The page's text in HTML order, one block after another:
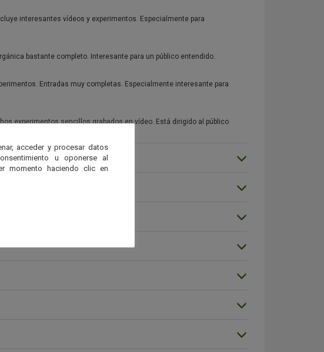
interesantes vídeos y experimentos. Especialmente para
bastante completo. Interesante para un público entendido.
Entradas muy completas. Especialmente interesante para
experimentos sencillos grabados en vídeo. Está dirigido al público
acceder y procesar datos
u oponerse al
momento haciendo clic en